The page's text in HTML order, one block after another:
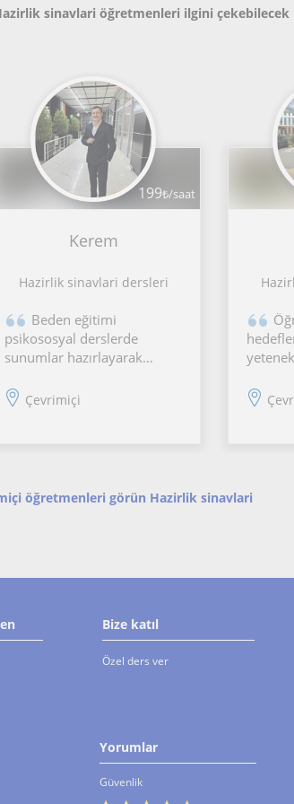
sinavlari öğretmenleri ilgini çekebilecek
199₺/saat
Kerem
Hazirlik sinavlari dersleri
Beden eğitimi
psikososyal derslerde
sunumlar hazırlayarak
ve soru cevap yöntemlerini
derslerimi işleyeceğim
Çevrimiçi
öğretmenleri görün Hazirlik sinavlari
Bize katıl
Özel ders ver
Yorumlar
Güvenlik